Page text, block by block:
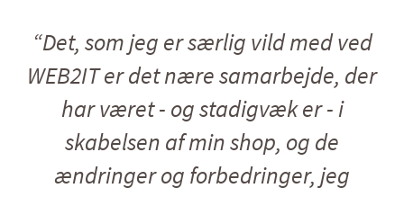
“Det, som jeg er særlig vild med ved
WEB2IT er det nære samarbejde, der
har været - og stadigvæk er - i
skabelsen af min shop, og de
ændringer og forbedringer, jeg